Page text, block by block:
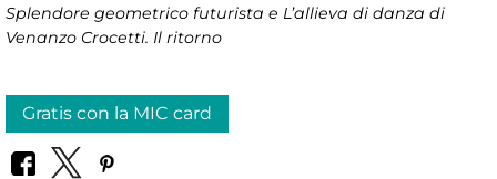
Splendore geometrico futurista e L’allieva di danza di
Venanzo Crocetti. Il ritorno
Gratis con la MIC card